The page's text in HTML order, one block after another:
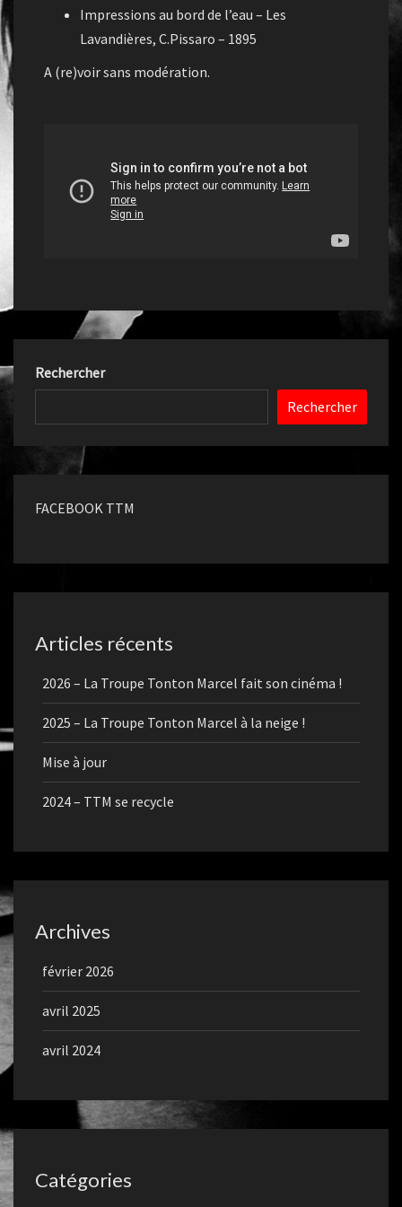
Impressions au bord de l’eau – Les
Lavandières, C.Pissaro – 1895
A (re)voir sans modération.
Rechercher
Rechercher
FACEBOOK TTM
Articles récents
2026 – La Troupe Tonton Marcel fait son cinéma !
2025 – La Troupe Tonton Marcel à la neige !
Mise à jour
2024 – TTM se recycle
Archives
février 2026
avril 2025
avril 2024
Catégories